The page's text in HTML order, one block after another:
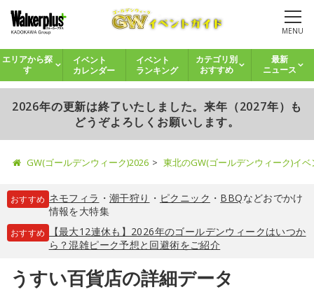
MENU
エリアから探
す
イベント
カレンダー
イベント
ランキング
カテゴリ別
おすすめ
最新
ニュース
2026年の更新は終了いたしました。来年（2027年）も
どうぞよろしくお願いします。
GW(ゴールデンウィーク)2026 東北のGW(ゴールデンウィーク)イ
おすすめ ネモフィラ ・ 潮干狩り ・ ピクニック ・ BBQなどおでかけ
情報を大特集
おすすめ
【最大12連休も】2026年のゴールデンウィークはいつか
ら？混雑ピーク予想と回避術をご紹介
うすい百貨店の詳細データ